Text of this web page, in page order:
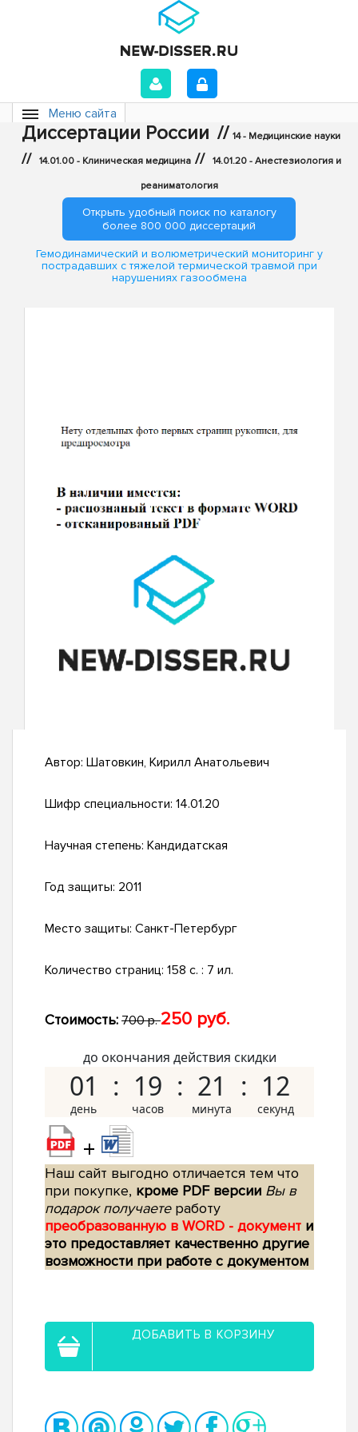
Меню сайта
Диссертации России // 14 - Медицинские науки
// 14.01.00 - Клиническая медицина // 14.01.20 - Анестезиология и
реаниматология
Открыть удобный поиск по каталогу
более 800 000 диссертаций
Гемодинамический и волюметрический мониторинг у
пострадавших с тяжелой термической травмой при
нарушениях газообмена
Автор: Шатовкин, Кирилл Анатольевич
Шифр специальности: 14.01.20
Научная степень: Кандидатская
Год защиты: 2011
Место защиты: Санкт-Петербург
Количество страниц: 158 с. : 7 ил.
Стоимость: 700 р.250 руб.
до окончания действия скидки
01 19 21 11
+
Наш сайт выгодно отличается тем что
при покупке, кроме PDF версии Вы в
подарок получаетеработу
преобразованную в WORD - документ и
это предоставляет качественно другие
возможности при работе с документом
ДОБАВИТЬ В КОРЗИНУ